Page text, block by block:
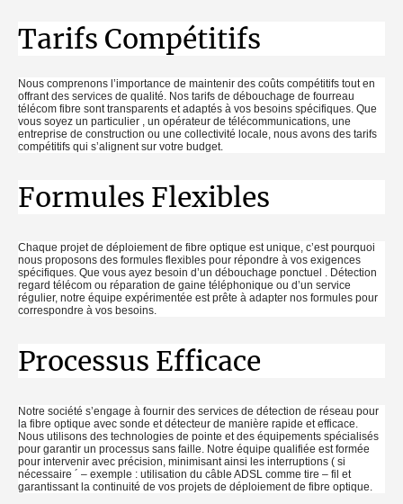
Tarifs Compétitifs
Nous comprenons l’importance de maintenir des coûts compétitifs tout en
offrant des services de qualité. Nos tarifs de débouchage de fourreau
télécom fibre sont transparents et adaptés à vos besoins spécifiques. Que
vous soyez un particulier , un opérateur de télécommunications, une
entreprise de construction ou une collectivité locale, nous avons des tarifs
compétitifs qui s’alignent sur votre budget.
Formules Flexibles
Chaque projet de déploiement de fibre optique est unique, c’est pourquoi
nous proposons des formules flexibles pour répondre à vos exigences
spécifiques. Que vous ayez besoin d’un débouchage ponctuel . Détection
regard télécom ou réparation de gaine téléphonique ou d’un service
régulier, notre équipe expérimentée est prête à adapter nos formules pour
correspondre à vos besoins.
Processus Efficace
Notre société s’engage à fournir des services de détection de réseau pour
la fibre optique avec sonde et détecteur de manière rapide et efficace.
Nous utilisons des technologies de pointe et des équipements spécialisés
pour garantir un processus sans faille. Notre équipe qualifiée est formée
pour intervenir avec précision, minimisant ainsi les interruptions ( si
nécessaire ´ – exemple : utilisation du câble ADSL comme tire – fil et
garantissant la continuité de vos projets de déploiement de fibre optique.